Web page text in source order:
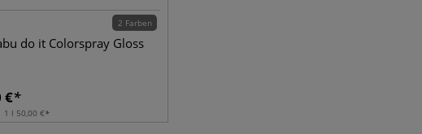
2 Farben
do it Colorspray Gloss
€
1 l 50,00 €